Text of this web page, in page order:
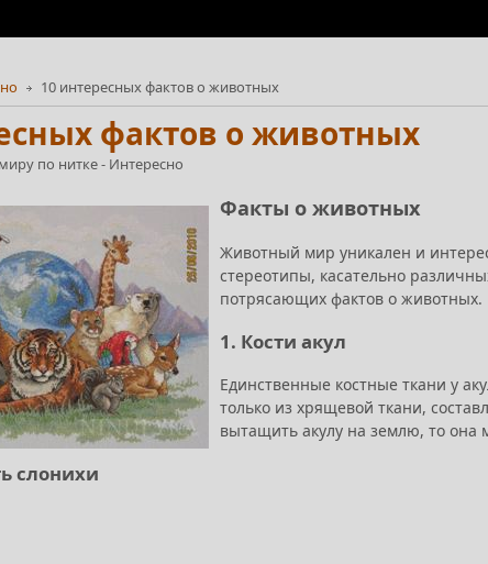
10 интересных фактов о животных
фактов о животных
по нитке- Интересно
Факты о животных
Животный мир уникален и
стереотипы, касательно
потрясающих фактов о животных.
1. Кости акул
Единственные костные ткани у
только из хрящевой ткани,
вытащить акулу на землю, то она
слонихи